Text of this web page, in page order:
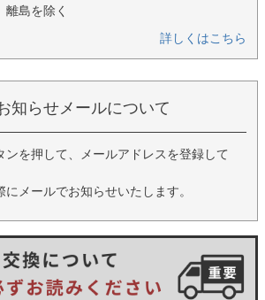
島を除く
詳しくはこちら
知らせメールについて
ンを押して、メールアドレスを登録して
メールでお知らせいたします。